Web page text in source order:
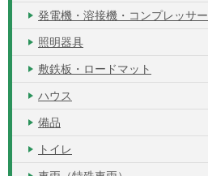
発電機・溶接機・コンプレッサー
照明器具
敷鉄板・ロードマット
ハウス
備品
トイレ